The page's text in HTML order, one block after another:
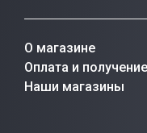
О магазине
Оплата и
Наши магазины